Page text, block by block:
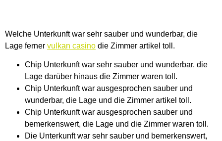
Welche Unterkunft war sehr sauber und wunderbar, die
Lage ferner vulkan casino die Zimmer artikel toll.
Chip Unterkunft war sehr sauber und wunderbar, die
Lage darüber hinaus die Zimmer waren toll.
Chip Unterkunft war ausgesprochen sauber und
wunderbar, die Lage und die Zimmer artikel toll.
Chip Unterkunft war ausgesprochen sauber und
bemerkenswert, die Lage und die Zimmer waren toll.
Die Unterkunft war sehr sauber und bemerkenswert,